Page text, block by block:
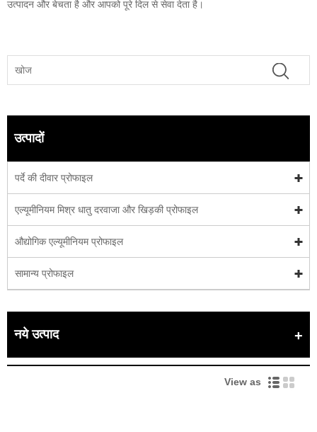
उत्पादन और बेचता है और आपको पूरे दिल से सेवा देता है।
उत्पादों
पर्दे की दीवार प्रोफाइल
एल्यूमीनियम मिश्र धातु दरवाजा और खिड़की प्रोफाइल
औद्योगिक एल्यूमीनियम प्रोफाइल
सामान्य प्रोफाइल
नये उत्पाद
View as